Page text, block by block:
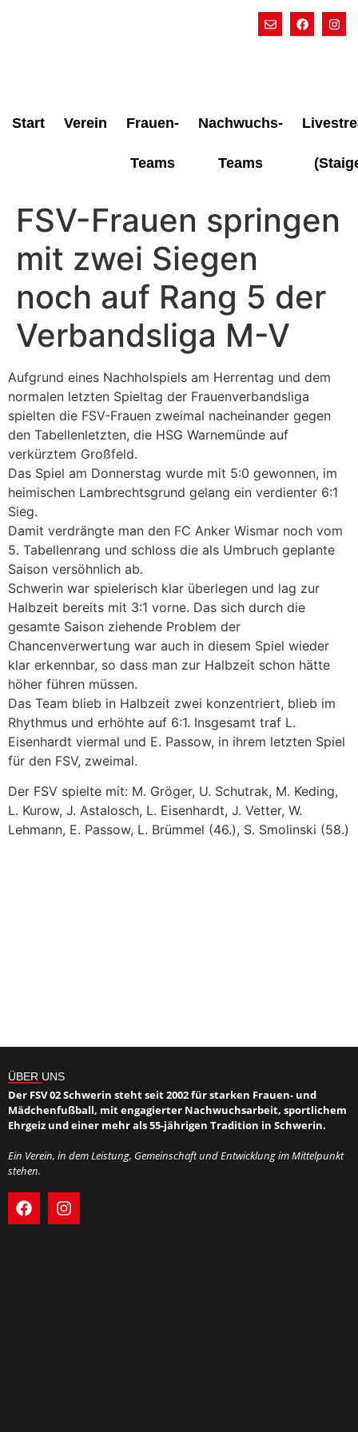
Start Verein Frauen-
Teams
Nachwuchs-
Teams
FSV-Frauen springen
mit zwei Siegen
noch auf Rang 5 der
Verbandsliga M-V
Aufgrund eines Nachholspiels am Herrentag und dem
normalen letzten Spieltag der Frauenverbandsliga
spielten die FSV-Frauen zweimal nacheinander gegen
den Tabellenletzten, die HSG Warnemünde auf
verkürztem Großfeld.
Das Spiel am Donnerstag wurde mit 5:0 gewonnen, im
heimischen Lambrechtsgrund gelang ein verdienter 6:1
Sieg.
Damit verdrängte man den FC Anker Wismar noch vom
5. Tabellenrang und schloss die als Umbruch geplante
Saison versöhnlich ab.
Schwerin war spielerisch klar überlegen und lag zur
Halbzeit bereits mit 3:1 vorne. Das sich durch die
gesamte Saison ziehende Problem der
Chancenverwertung war auch in diesem Spiel wieder
klar erkennbar, so dass man zur Halbzeit schon hätte
höher führen müssen.
Das Team blieb in Halbzeit zwei konzentriert, blieb im
Rhythmus und erhöhte auf 6:1. Insgesamt traf L.
Eisenhardt viermal und E. Passow, in ihrem letzten Spiel
für den FSV, zweimal.
Der FSV spielte mit: M. Gröger, U. Schutrak, M. Keding,
L. Kurow, J. Astalosch, L. Eisenhardt, J. Vetter, W.
Lehmann, E. Passow, L. Brümmel (46.), S. Smolinski (58.)
ÜBER UNS
Der FSV 02 Schwerin steht seit 2002 für starken Frauen- und
Mädchenfußball, mit engagierter Nachwuchsarbeit, sportlichem
Ehrgeiz und einer mehr als 55-jährigen Tradition in Schwerin.
Ein Verein, in dem Leistung, Gemeinschaft und Entwicklung im Mittelpunkt
stehen.